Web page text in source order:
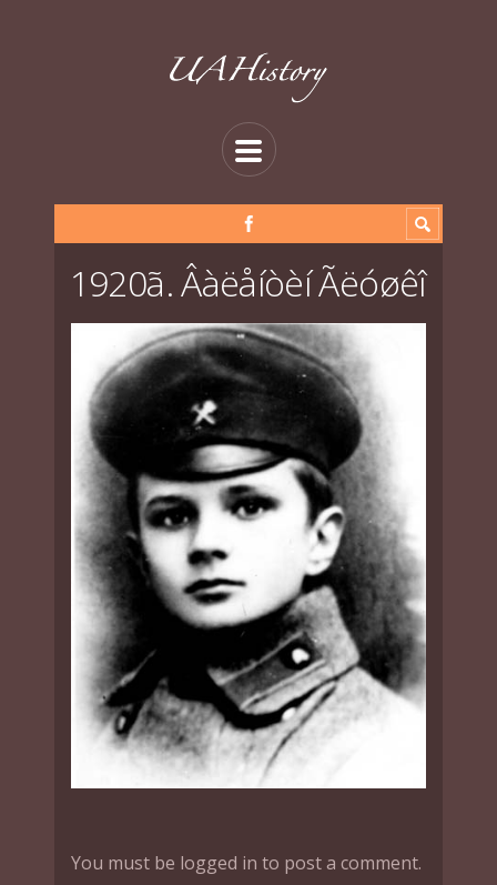
1920ã. Âàëåíòèí Ãëóøêî
You must be logged in to post a comment.